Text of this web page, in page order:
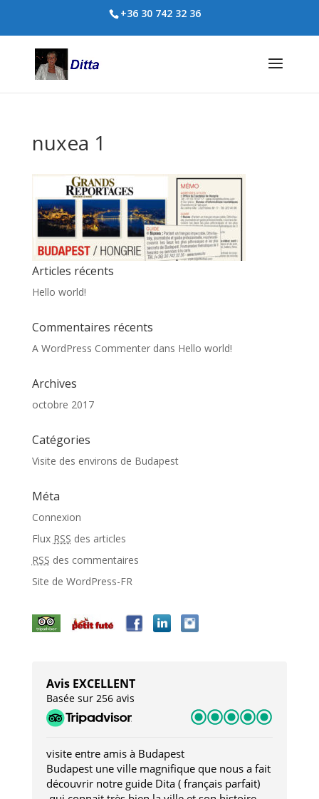
+36 30 742 32 36
nuxea 1
Articles récents
Hello world!
Commentaires récents
A WordPress Commenterdans Hello world!
Archives
octobre 2017
Catégories
Visite des environs de Budapest
Méta
Connexion
Flux RSS des articles
RSS des commentaires
Site de WordPress-FR
Avis EXCELLENT
Basée sur 256 avis
visite entre amis à Budapest
Budapest une ville magnifique que nous a fait
découvrir notre guide Dita ( français parfait)